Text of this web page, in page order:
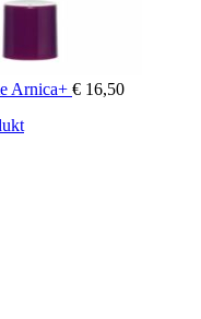
Arnica+ € 16,50